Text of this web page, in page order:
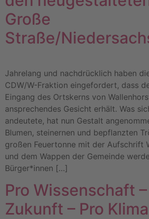
Große
Straße/
Jahrelang und nachdrücklich haben
CDW/W-Fraktion eingefordert, dass
Eingang des Ortskerns von
ansprechendes Gesicht erhält. Was
andeutete, hat nun Gestalt
Blumen, steinernen und bepflanzten
großen Feuertonne mit der Aufschrift
und dem Wappen der Gemeinde
Bürger*innen […]
Pro Wissenschaft
Zukunft – Pro